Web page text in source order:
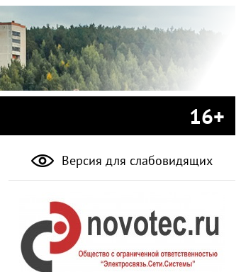
16+
Версия для слабовидящих